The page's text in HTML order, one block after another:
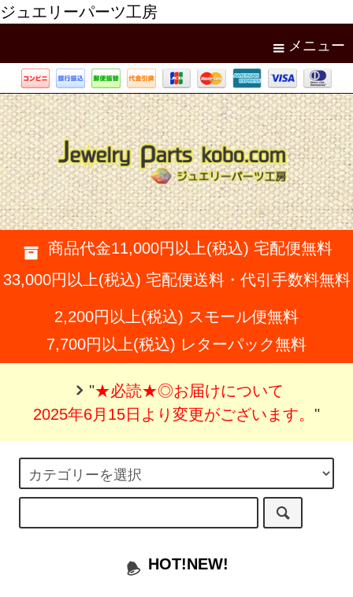
ジュエリーパーツ工房
メニュー
商品代金11,000円以上(税込) 宅配便無料
33,000円以上(税込) 宅配便送料・代引手数料無料
2,200円以上(税込) スモール便無料
7,700円以上(税込) レターパック無料
"★必読★◎お届けについて
2025年6月15日より変更がございます。 "
HOT!NEW!